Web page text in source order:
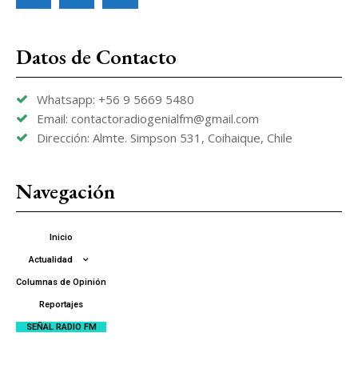
Datos de Contacto
Whatsapp: +56 9 5669 5480
Email: contactoradiogenialfm@gmail.com
Dirección: Almte. Simpson 531, Coihaique, Chile
Navegación
Inicio
Actualidad
Columnas de Opinión
Reportajes
SEÑAL RADIO FM